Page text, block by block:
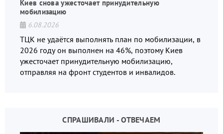
Киев снова ужесточает принудительную
мобилизацию
6.08.2026
ТЦК не удаётся выполнять план по мобилизации, в
2026 году он выполнен на 46%, поэтому Киев
ужесточает принудительную мобилизацию,
отправляя на фронт студентов и инвалидов.
СПРАШИВАЛИ - ОТВЕЧАЕМ